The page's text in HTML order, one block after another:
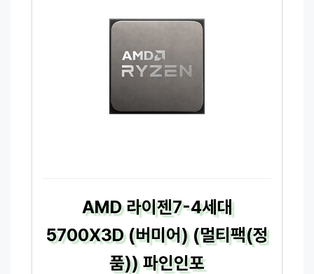
AMD 라이젠7-4세대
5700X3D (버미어) (멀티팩(정
품)) 파인인포